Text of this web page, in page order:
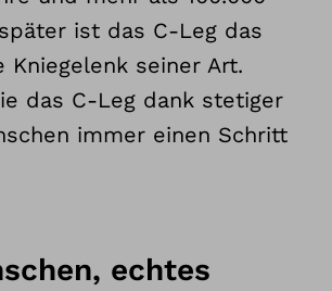
ist das C-Leg das
Kniegelenk seiner Art.
das C-Leg dank stetiger
immer einen Schritt
echtes